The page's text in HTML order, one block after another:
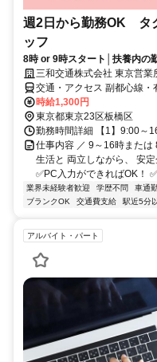
週2日から勤務OK タ
ッフ
8時 or 9時スタート│扶養内の
三和交通株式会社 東京営業
交通・アクセス 副都心線
時給1,300円
東京都東京23区板橋区
勤務時間詳細 【1】9:00～
仕事内容 ／ 9～16時また
生活と 両立しながら、 安
✅PC入力ができればOK！
業界未経験者歓迎 学歴不問 車通
ブランクOK
交通費支給 駅近5分
アルバイト・パート